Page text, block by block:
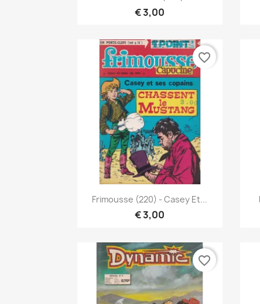
€ 3,00
Snel bekijken
Frimousse (220) - Casey Et...
€ 3,00
favorite_border
favorite_border